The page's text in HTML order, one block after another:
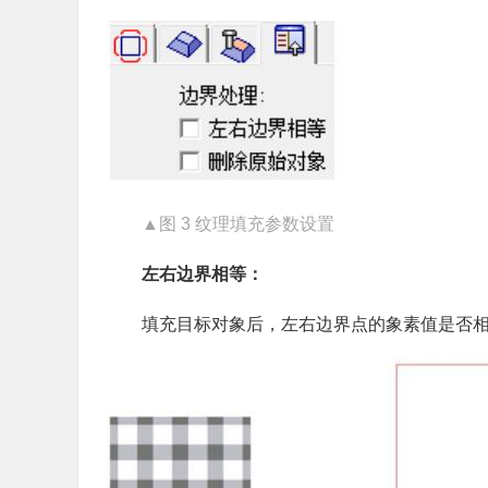
▲图 3 纹理填充参数设置
左右边界相等：
填充目标对象后，左右边界点的象素值是否